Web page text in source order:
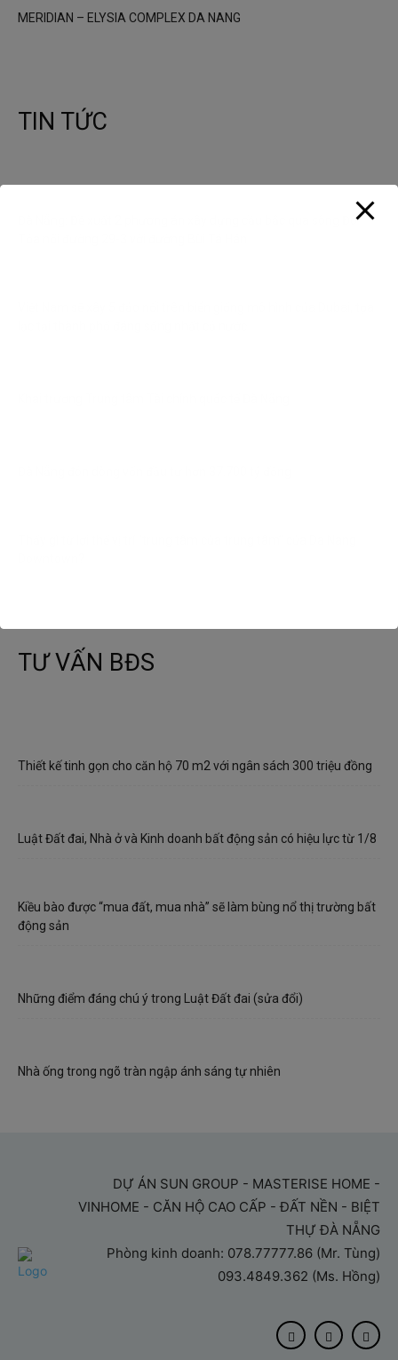
MERIDIAN – ELYSIA COMPLEX DA NANG
TIN TỨC
Đà Nẵng: Đề xuất 2 phương án xây dựng cầu bắc qua sông Đô
TƯ VẤN BĐS
Thiết kế tinh gọn cho căn hộ 70 m2 với ngân sách 300 triệu đồng
Luật Đất đai, Nhà ở và Kinh doanh bất động sản có hiệu lực từ 1/8
Kiều bào được “mua đất, mua nhà” sẽ làm bùng nổ thị trường bất
động sản
Những điểm đáng chú ý trong Luật Đất đai (sửa đổi)
Nhà ống trong ngõ tràn ngập ánh sáng tự nhiên
DỰ ÁN SUN GROUP - MASTERISE HOME -
VINHOME - CĂN HỘ CAO CẤP - ĐẤT NỀN - BIỆT
THỰ ĐÀ NẴNG
Phòng kinh doanh: 078.77777.86 (Mr. Tùng)
093.4849.362 (Ms. Hồng)